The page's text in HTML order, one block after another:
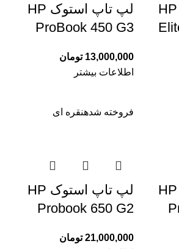
لپ تاپ استوک HP
لپ تاپ استوک HP
ProBook 450 G3
13,000,000 تومان
اطلاعات بیشتر
لپ تاپ استوک HP
فروخته شدهنقره ای
لپ تاپ استوک HP
Probook 650 G2
21,000,000 تومان